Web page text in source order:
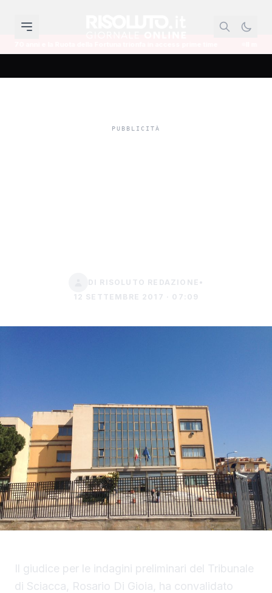
DI RISOLUTO REDAZIONE •
12 SETTEMBRE 2017 · 07:09
Il giudice per le indagini preliminari del Tribunale
di Sciacca, Rosario Di Gioia, ha convalidato